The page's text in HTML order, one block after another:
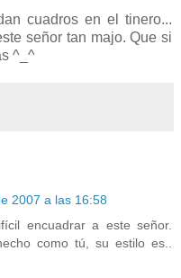
cuadros en el tinero...
señor tan majo. Que si
^_^
2007 a las 16:58
encuadrar a este señor.
como tú, su estilo es..